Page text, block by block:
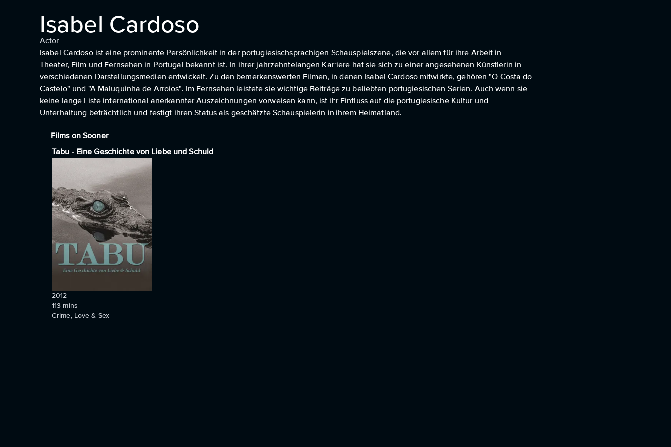
Isabel Cardoso
Actor
Isabel Cardoso ist eine prominente Persönlichkeit in der portugiesischsprachigen Schauspielszene, die vor allem für ihre Arbeit in
Theater, Film und Fernsehen in Portugal bekannt ist. In ihrer jahrzehntelangen Karriere hat sie sich zu einer angesehenen Künstlerin in
verschiedenen Darstellungsmedien entwickelt. Zu den bemerkenswerten Filmen, in denen Isabel Cardoso mitwirkte, gehören "O Costa do
Castelo" und "A Maluquinha de Arroios". Im Fernsehen leistete sie wichtige Beiträge zu beliebten portugiesischen Serien. Auch wenn sie
keine lange Liste international anerkannter Auszeichnungen vorweisen kann, ist ihr Einfluss auf die portugiesische Kultur und
Unterhaltung beträchtlich und festigt ihren Status als geschätzte Schauspielerin in ihrem Heimatland.
Films on Sooner
Tabu - Eine Geschichte von Liebe und Schuld
2012
113 mins
Crime, Love & Sex